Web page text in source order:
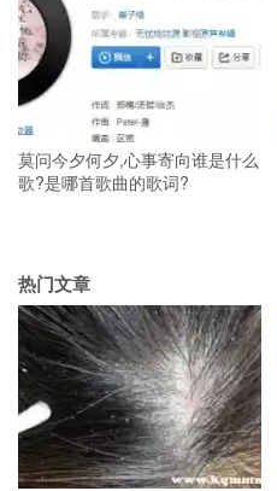
莫问今夕何夕,心事寄向谁是什么
歌?是哪首歌曲的歌词?
热门文章